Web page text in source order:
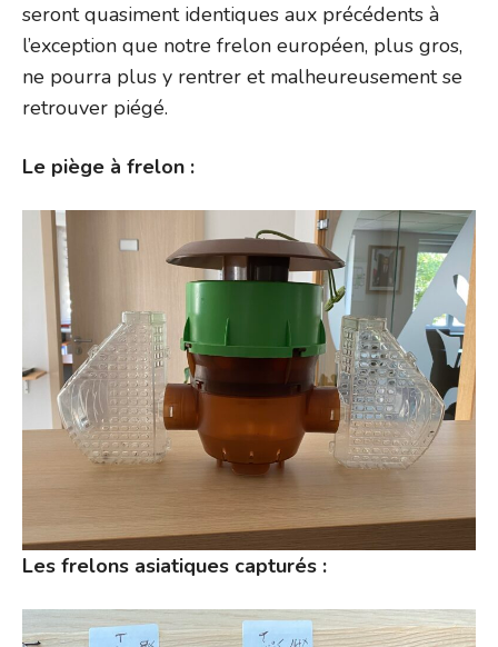
seront quasiment identiques aux précédents à
l’exception que notre frelon européen, plus gros,
ne pourra plus y rentrer et malheureusement se
retrouver piégé.
Le piège à frelon :
Les frelons asiatiques capturés :